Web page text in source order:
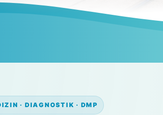
· DIAGNOSTIK · DMP